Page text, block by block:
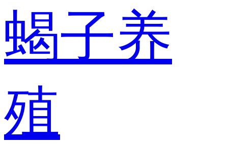
蝎子养
殖